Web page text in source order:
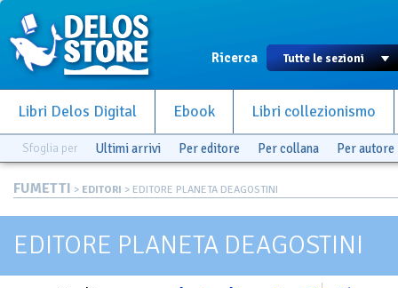
Ricerca
Libri Delos Digital Ebook Libri collezionismo
Sfoglia per Ultimi arrivi Per editore Per collana Per autore
FUMETTI > EDITORI > EDITORE PLANETA DEAGOSTINI
EDITORE PLANETA DEAGOSTINI